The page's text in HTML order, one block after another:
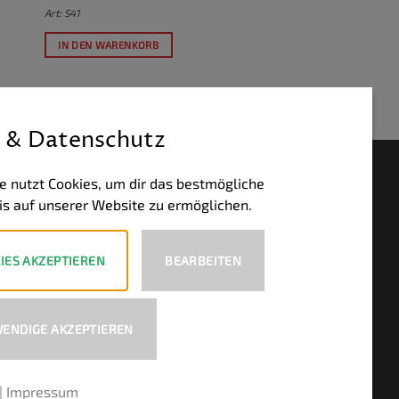
Art: S41
IN DEN WARENKORB
PayPal Visa MasterCard
Bank
Transfer
& Datenschutz
nutzt Cookies, um dir das bestmögliche
auf unserer Website zu ermöglichen.
AKZEPTIEREN BEARBEITEN
AKZEPTIEREN
| Impressum